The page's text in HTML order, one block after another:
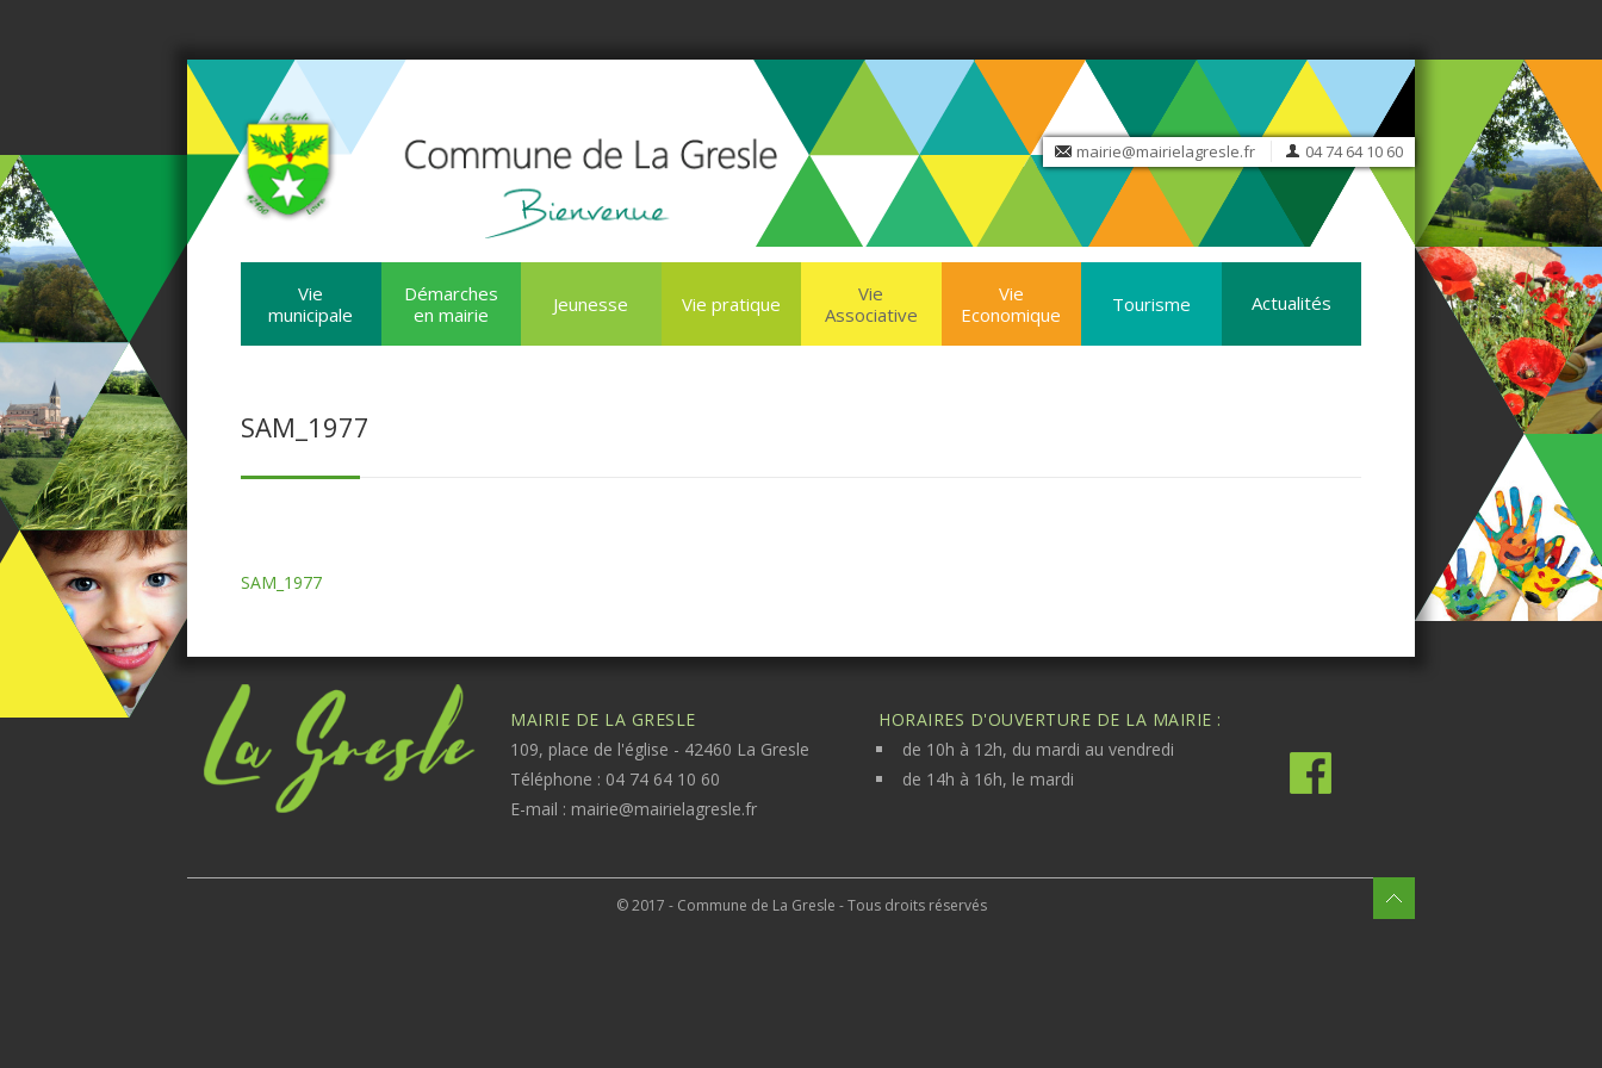
mairie@mairielagresle.fr 04 74 64 10 60
Vie
municipale
Démarches
en mairie
Jeunesse Vie pratique
Vie
Associative
Vie
Economique
Tourisme Actualités
SAM_1977
SAM_1977
MAIRIE DE LA GRESLE
109, place de l'église - 42460 La Gresle
Téléphone : 04 74 64 10 60
E-mail : mairie@mairielagresle.fr
HORAIRES D'OUVERTURE DE LA MAIRIE :
de 10h à 12h, du mardi au vendredi
de 14h à 16h, le mardi
© 2017 - Commune de La Gresle - Tous droits réservés